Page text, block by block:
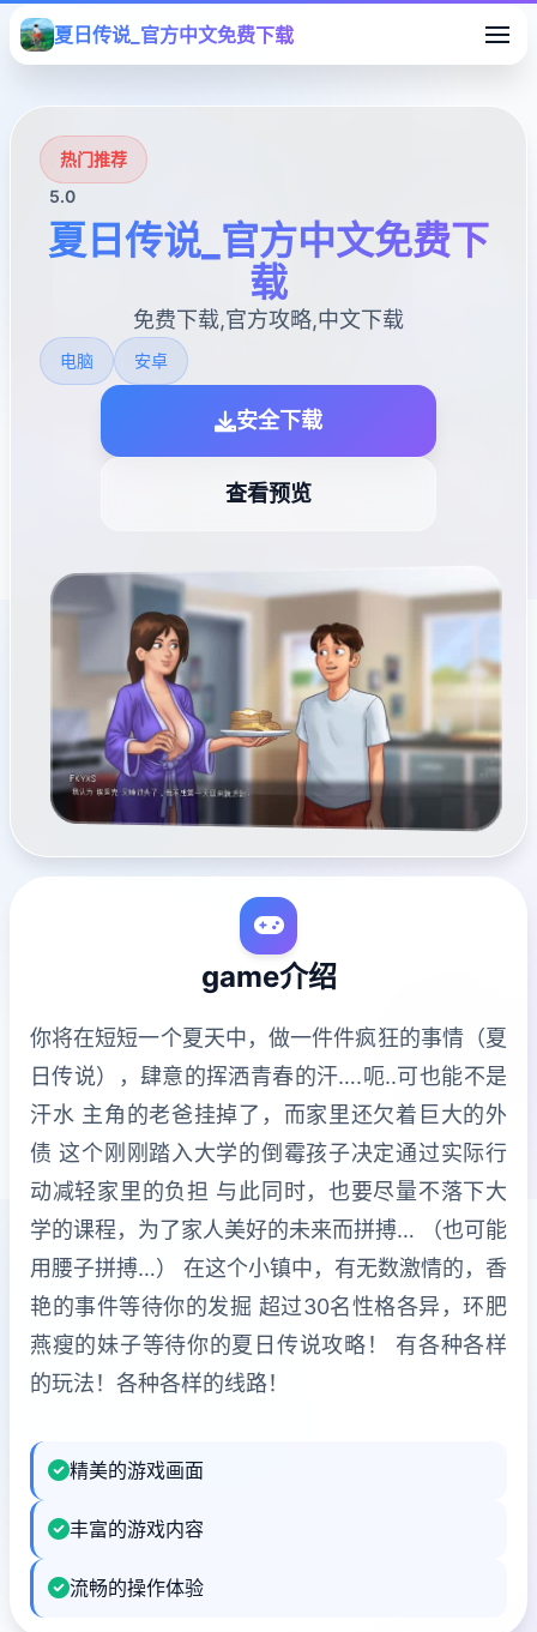
夏日传说_官方中文免费下载
热门推荐
5.0
夏日传说_官方中文免费下
载
免费下载,官方攻略,中文下载
电脑 安卓
安全下载
查看预览
game介绍
你将在短短一个夏天中，做一件件疯狂的事情（夏
日传说），肆意的挥洒青春的汗….呃..可也能不是
汗水 主角的老爸挂掉了，而家里还欠着巨大的外
债 这个刚刚踏入大学的倒霉孩子决定通过实际行
动减轻家里的负担 与此同时，也要尽量不落下大
学的课程，为了家人美好的未来而拼搏… （也可能
用腰子拼搏…） 在这个小镇中，有无数激情的，香
艳的事件等待你的发掘 超过30名性格各异，环肥
燕瘦的妹子等待你的夏日传说攻略！ 有各种各样
的玩法！各种各样的线路！
精美的游戏画面
丰富的游戏内容
流畅的操作体验